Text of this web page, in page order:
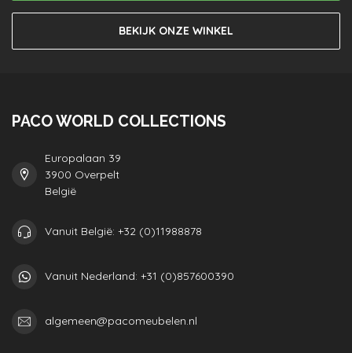
BEKIJK ONZE WINKEL
PACO WORLD COLLECTIONS
Europalaan 39
3900 Overpelt
België
Vanuit België: +32 (0)11988878
Vanuit Nederland: +31 (0)857600390
algemeen@pacomeubelen.nl